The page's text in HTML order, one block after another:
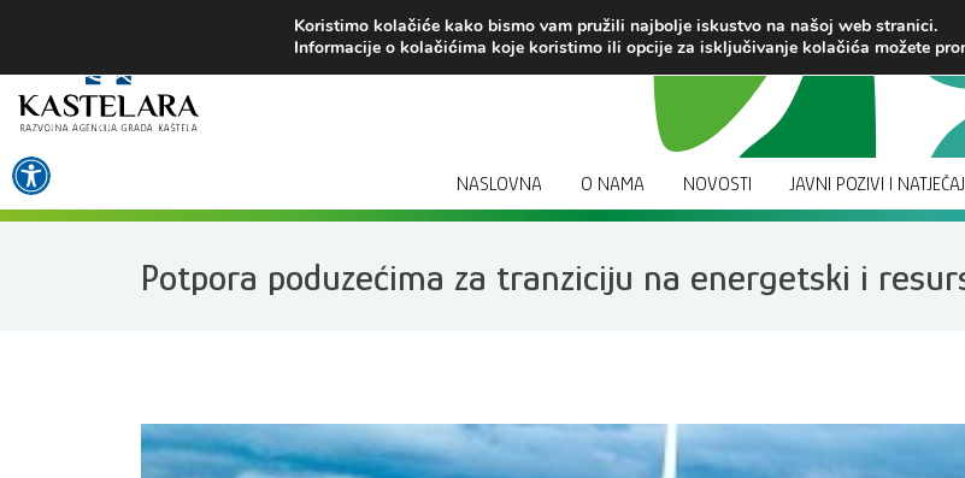
Open toolbar
sadržaj
NASLOVNA O NAMA NOVOSTI JAVNI POZIVI I
Potpora poduzećima za tranziciju na energetski i
Koristimo kolačiće kako bismo vam pružili najbolje iskustvo na našoj web stranici.
Informacije o kolačićima koje koristimo ili opcije za isključivanje kolačića možete